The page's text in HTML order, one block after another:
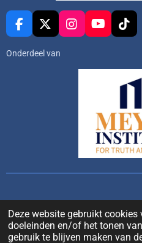
Deze website gebruikt cookies
doeleinden en/of het tonen
gebruik te blijven maken van
F
a
c
X
I
n
Y
o
T
i
k
Onderdeel van